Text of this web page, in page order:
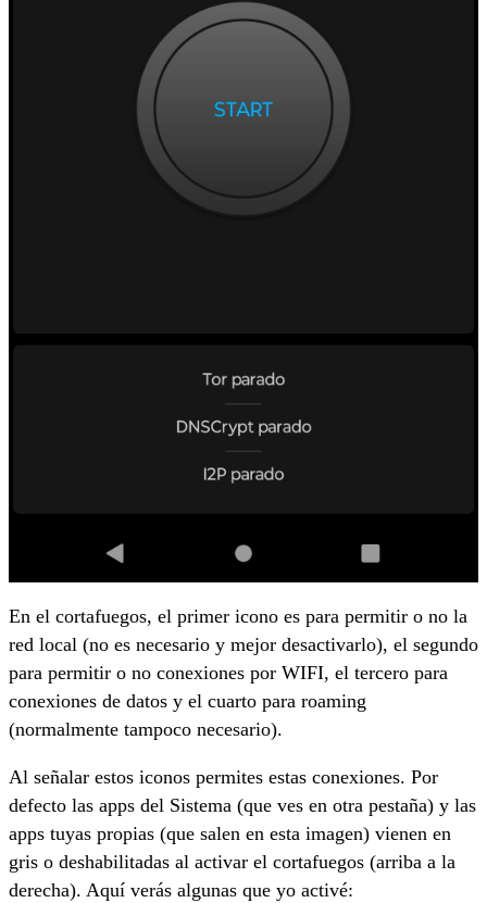
En el cortafuegos, el primer icono es para permitir o no la
red local (no es necesario y mejor desactivarlo), el segundo
para permitir o no conexiones por WIFI, el tercero para
conexiones de datos y el cuarto para roaming
(normalmente tampoco necesario).
Al señalar estos iconos permites estas conexiones. Por
defecto las apps del Sistema (que ves en otra pestaña) y las
apps tuyas propias (que salen en esta imagen) vienen en
gris o deshabilitadas al activar el cortafuegos (arriba a la
derecha). Aquí verás algunas que yo activé: